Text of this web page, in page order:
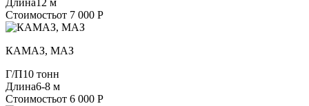
Стоимостьот 7 000 Р
КАМАЗ, МАЗ
Г/П10 тонн
Длина6-8 м
Стоимостьот 6 000 Р